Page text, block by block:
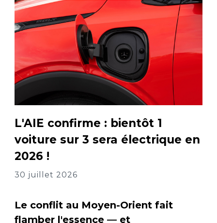
L'AIE confirme : bientôt 1
voiture sur 3 sera électrique en
2026 !
30 juillet 2026
Le conflit au Moyen-Orient fait
flamber l'essence — et